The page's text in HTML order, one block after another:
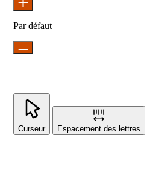
Par défaut
Curseur Espacement des lettres